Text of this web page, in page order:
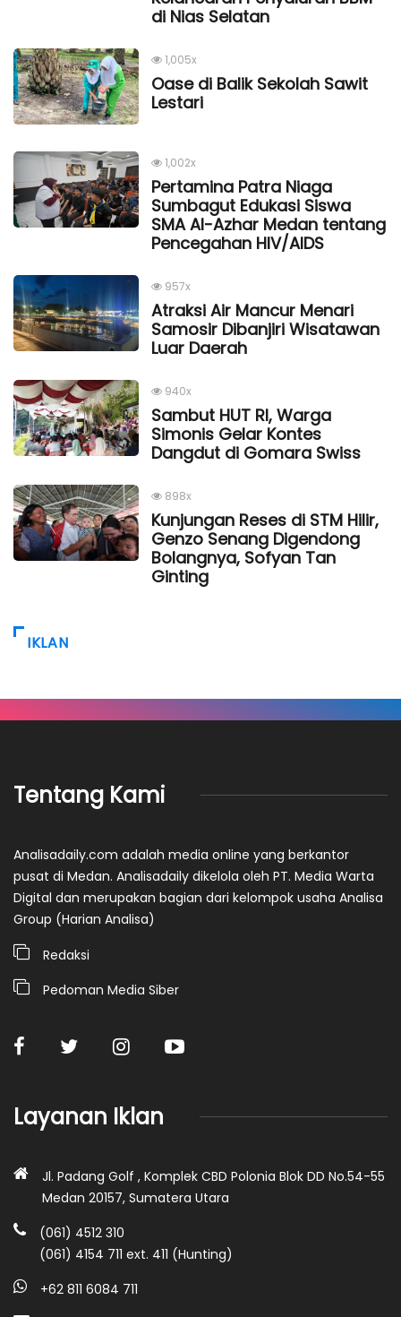
di Nias Selatan
1,005x
Oase di Balik Sekolah Sawit
Lestari
1,002x
Pertamina Patra Niaga
Sumbagut Edukasi Siswa
SMA Al-Azhar Medan tentang
Pencegahan HIV/AIDS
957x
Atraksi Air Mancur Menari
Samosir Dibanjiri Wisatawan
Luar Daerah
940x
Sambut HUT RI, Warga
Simonis Gelar Kontes
Dangdut di Gomara Swiss
898x
Kunjungan Reses di STM Hilir,
Genzo Senang Digendong
Bolangnya, Sofyan Tan
Ginting
IKLAN
Tentang Kami
Analisadaily.com adalah media online yang berkantor
pusat di Medan. Analisadaily dikelola oleh PT. Media Warta
Digital dan merupakan bagian dari kelompok usaha Analisa
Group (Harian Analisa)
Redaksi
Pedoman Media Siber
Layanan Iklan
Jl. Padang Golf , Komplek CBD Polonia Blok DD No.54-55
Medan 20157, Sumatera Utara
(061) 4512 310
(061) 4154 711 ext. 411 (Hunting)
+62 811 6084 711